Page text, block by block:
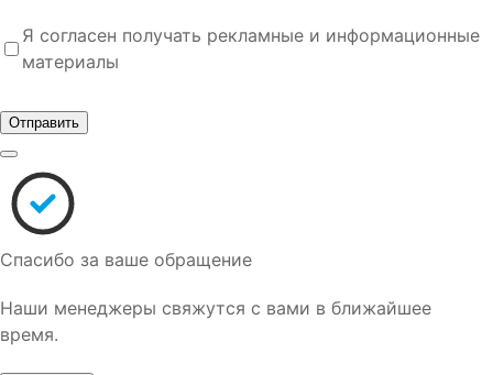
Я согласен получать рекламные и информационные
материалы
Отправить
Спасибо за ваше обращение
Наши менеджеры свяжутся с вами в ближайшее
время.